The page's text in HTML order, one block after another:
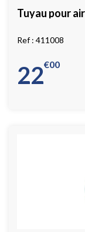
Tuyau pour
411008
22 00
€